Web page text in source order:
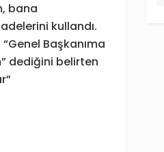
bana
kullandı.
Başkanıma
dediğini belirten